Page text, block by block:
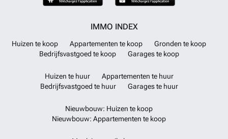
IMMO INDEX
Huizen te koop Appartementen te koop
Gronden te koop
Bedrijfsvastgoed te koop
Garages te koop
Huizen te huur
Appartementen te huur
Bedrijfsvastgoed te huur
Garages te huur
Nieuwbouw: Huizen te koop
Nieuwbouw: Appartementen te koop